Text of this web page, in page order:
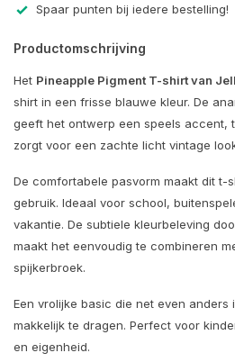
Spaar punten bij iedere bestelling!
Productomschrijving
Het Pineapple Pigment T-shirt van
shirt in een frisse blauwe kleur. De
geeft het ontwerp een speels accent,
zorgt voor een zachte licht vintage
De comfortabele pasvorm maakt dit t-
gebruik. Ideaal voor school,
vakantie. De subtiele kleurbeleving
maakt het eenvoudig te combineren
spijkerbroek.
Een vrolijke basic die net even anders
makkelijk te dragen. Perfect voor
en eigenheid.